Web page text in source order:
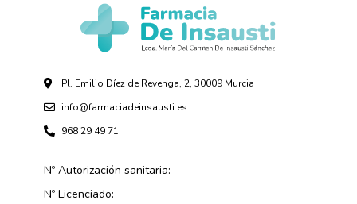
Pl. Emilio Díez de Revenga, 2, 30009 Murcia
info@farmaciadeinsausti.es
968 29 49 71
Nº Autorización sanitaria:
Nº Licenciado: